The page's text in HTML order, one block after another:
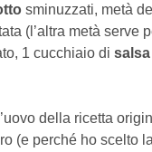
sminuzzati, metà
(l’altra metà serve
1 cucchiaio di
della ricetta
(e perché ho scelto